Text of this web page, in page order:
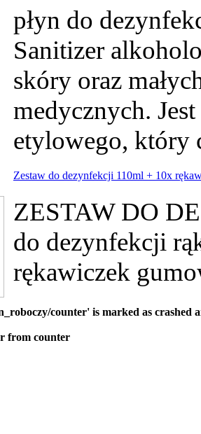
płyn do
Sanitizer
skóry oraz
medycznych.
etylowego, który
Zestaw do dezynfekcji 110ml + 10x
ZESTAW DO
do dezynfekcji
rękawiczek
counter' is marked as crashed
from counter